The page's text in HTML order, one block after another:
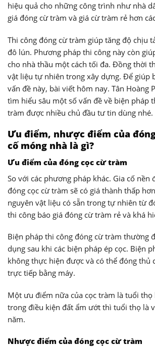
hiệu quả cho những công trình như nhà
giá đóng cừ tràm và giá cừ tràm rẻ hơn
Thi công đóng cừ tràm giúp tăng độ chịu
đô lún. Phương pháp thi công này còn
cho nhà thầu một cách tối đa. Đồng thời
vật liệu tự nhiên trong xây dựng. Để giúp
vấn đề này, bài viết hôm nay. Tân Hoàng
tìm hiểu sâu một số vấn đề về biện pháp
tràm được nhiều chủ đầu tư tin dùng nhé.
Ưu điểm, nhược điểm của
cố móng nhà là gì?
Ưu điểm của đóng cọc cừ tràm
So với các phương pháp khác. Gia cố nền
đóng cọc cừ tràm sẽ có giá thành thấp
nguyên vật liệu có sẵn trong tự nhiên từ
thi công báo giá đóng cừ tràm rẻ và khá
Biện pháp thi công đóng cừ tràm thường
dụng sau khi các biện pháp ép cọc. Biện
không thực hiện được và có thể đóng thủ
trực tiếp bằng máy.
Một ưu điểm nữa của cọc tràm là tuổi thọ
trong điều kiện đất ẩm ướt thì tuổi thọ là
năm.
Nhược điểm của đóng cọc cừ tràm